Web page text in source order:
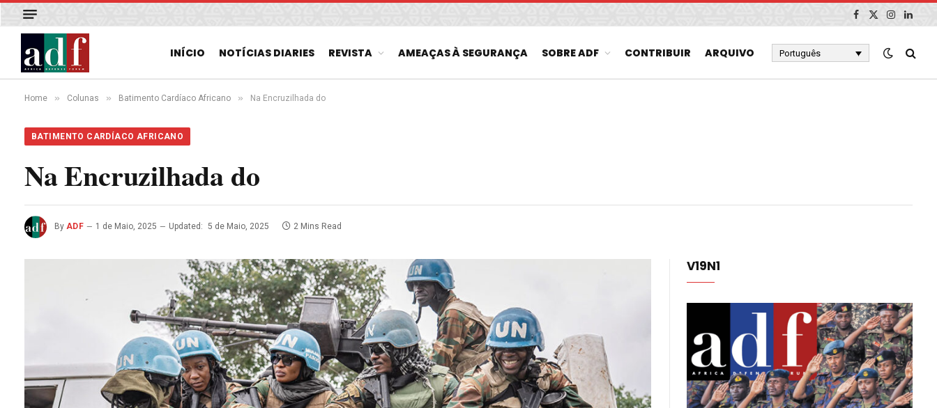
Facebook
X
Instagram
INÍCIO NOTÍCIAS DIARIES REVISTA AMEAÇAS À SEGURANÇA SOBRE ADF CONTRIBUIR ARQUIVO Português
Home » Colunas » Batimento Cardíaco Africano » Na Encruzilhada do
BATIMENTO CARDÍACO AFRICANO
Na Encruzilhada do
By ADF 1 de Maio, 2025 Updated: 5 de Maio, 2025 2 Mins Read
V19N1